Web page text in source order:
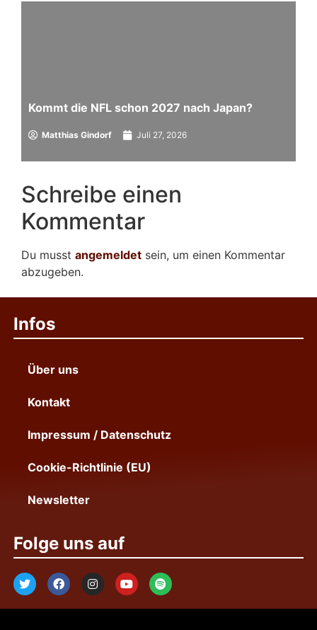
Kommt die NFL schon 2027 nach Japan?
Matthias Gindorf Juli 27, 2026
Schreibe einen
Kommentar
Du musst angemeldet sein, um einen Kommentar
abzugeben.
Infos
Über uns
Kontakt
Impressum / Datenschutz
Cookie-Richtlinie (EU)
Newsletter
Folge uns auf